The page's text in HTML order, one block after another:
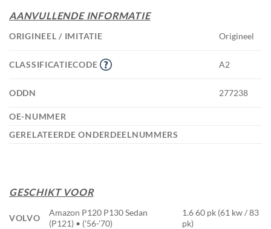
AANVULLENDE INFORMATIE
ORIGINEEL / IMITATIE Origineel
CLASSIFICATIECODE A2
ODDN 277238
OE-NUMMER
GERELATEERDE ONDERDEELNUMMERS
GESCHIKT VOOR
VOLVO
Amazon P120 P130 Sedan
(P121) • ('56-'70)
1.6 60 pk (61 kw / 83
pk)